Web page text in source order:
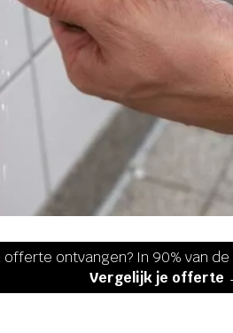
offerte ontvangen? In 90% van
Vergelijk je offerte